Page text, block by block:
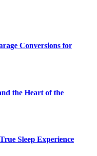
Conversions for
the Heart of the
Sleep Experience